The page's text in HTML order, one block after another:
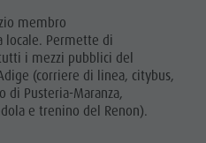
membro
locale. Permette di
i mezzi pubblici del
(corriere di linea, citybus,
Pusteria-Maranza,
e trenino del Renon).